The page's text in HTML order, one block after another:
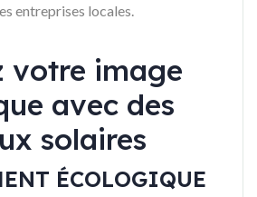
entreprises locales.
votre image
avec des
solaires
ÉCOLOGIQUE